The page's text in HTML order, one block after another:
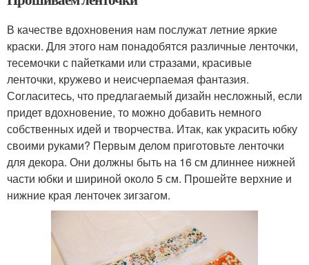
В качестве вдохновения нам послужат летние яркие
краски. Для этого нам понадобятся различные ленточки,
тесемочки с пайетками или стразами, красивые
ленточки, кружево и неисчерпаемая фантазия.
Согласитесь, что предлагаемый дизайн несложный, если
придет вдохновение, то можно добавить немного
собственных идей и творчества. Итак, как украсить юбку
своими руками? Первым делом приготовьте ленточки
для декора. Они должны быть на 16 см длиннее нижней
части юбки и шириной около 5 см. Прошейте верхние и
нижние края ленточек зигзагом.